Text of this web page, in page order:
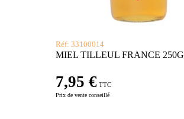
Réf: 33100014
MIEL TILLEUL FRANCE 250G
7,95 € TTC
Prix de vente conseillé